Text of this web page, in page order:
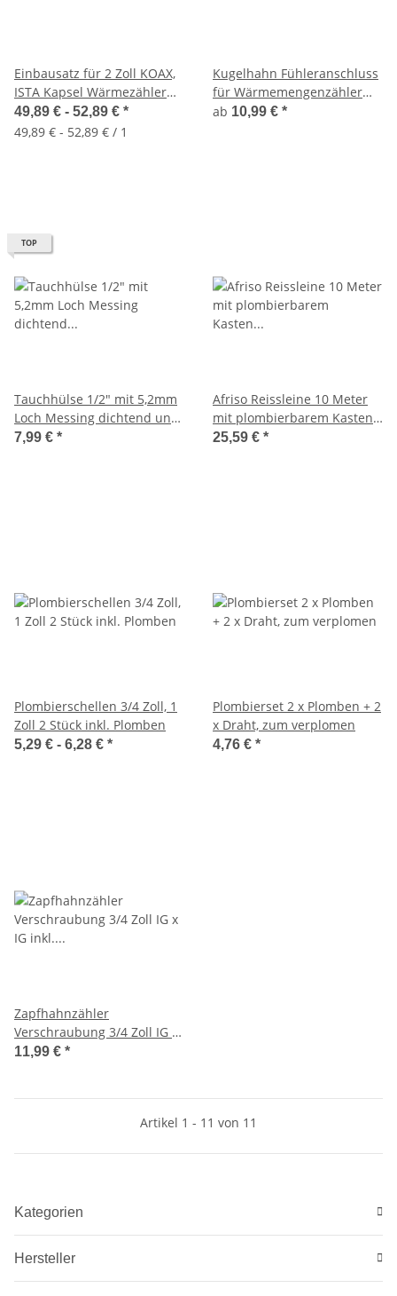
Einbausatz für 2 Zoll KOAX,
ISTA Kapsel Wärmezähler
110mm - 130mm
49,89 € - 52,89 € *
49,89 € - 52,89 € / 1
Kugelhahn Fühleranschluss
für Wärmemengenzähler
1/2 Zoll -2 Zoll
ab 10,99 € *
TOP
Tauchhülse 1/2" mit 5,2mm
Loch Messing dichtend und
Plombierbar
7,99 € *
Afriso Reissleine 10 Meter
mit plombierbarem Kasten
für Schnellschlussventile
25,59 € *
Plombierschellen 3/4 Zoll, 1
Zoll 2 Stück inkl. Plomben
5,29 € - 6,28 € *
Plombierset 2 x Plomben + 2
x Draht, zum verplomen
4,76 € *
Zapfhahnzähler
Verschraubung 3/4 Zoll IG x
IG inkl. Schlauchtülle 3/4
11,99 € *
Artikel 1 - 11 von 11
Kategorien
Hersteller